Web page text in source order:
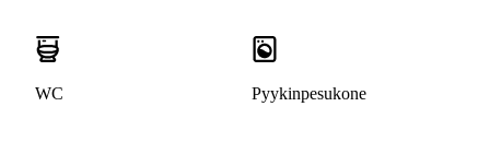
WC Pyykinpesukone